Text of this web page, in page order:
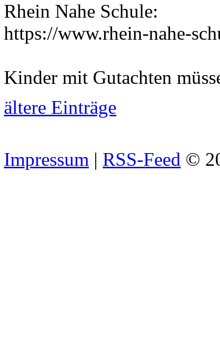
Rhein Nahe Schule:
https://www.rhein-nahe-
Kinder mit Gutachten
ältere Einträge
Impressum | RSS-Feed ©